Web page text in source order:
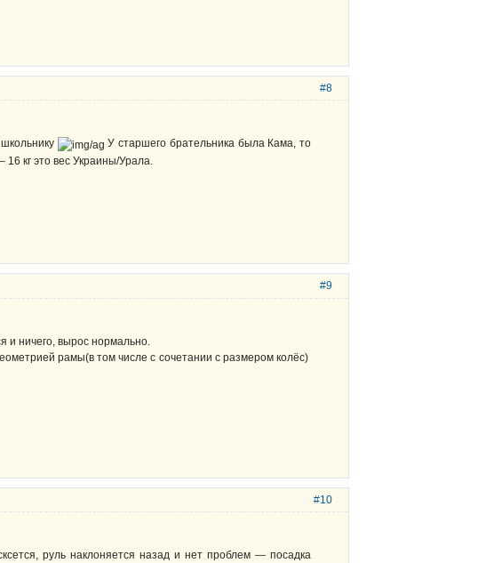
#8
У старшего брательника была Кама, то
16 кг это вес Украины/Урала.
#9
и ничего, вырос нормально.
рамы(в том числе с сочетании с размером колёс)
#10
руль наклоняется назад и нет проблем — посадка